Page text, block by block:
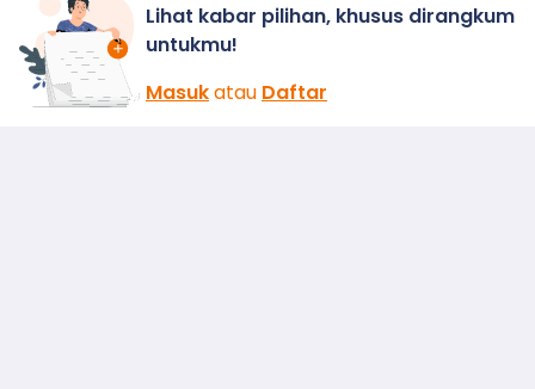
Lihat kabar pilihan, khusus dirangkum
untukmu!
Masukatau Daftar